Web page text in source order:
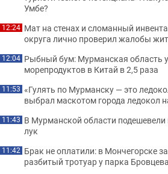
Умбе?
12:24 Мат на стенах и сломанный
округа лично проверил жалобы
12:04 Рыбный бум: Мурманская область
морепродуктов в Китай в 2,5 раза
11:53 «Гулять по Мурманску — это
выбрал маскотом города ледокол
11:43 В Мурманской области подешевели
лук
11:42 Брак не оплатили: в Мончегорске
разбитый тротуар у парка Бровцева